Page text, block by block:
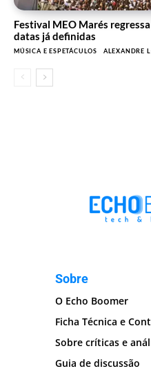
Festival MEO Marés
datas já definidas
MÚSICA E ESPETÁCULOS ALEXANDRE
Sobre
O Echo Boomer
Ficha Técnica e
Sobre críticas e
Guia de discussão